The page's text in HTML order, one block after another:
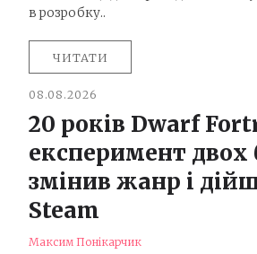
в розробку..
ЧИТАТИ
08.08.2026
20 років Dwarf
експеримент двох
змінив жанр і
Steam
Максим Понікарчик